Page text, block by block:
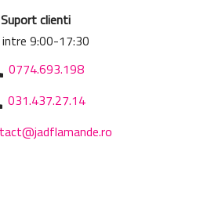
Suport clienti
intre 9:00-17:30
0774.693.198
031.437.27.14